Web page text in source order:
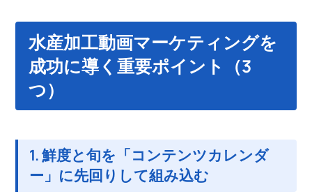
水産加工動画マーケティングを
成功に導く重要ポイント（3
つ）
1. 鮮度と旬を「コンテンツカレンダ
ー」に先回りして組み込む